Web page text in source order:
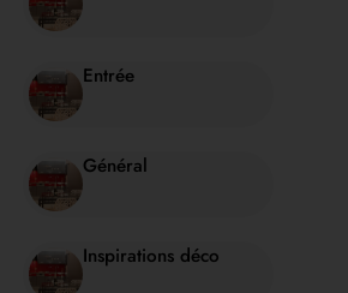
Entrée
Général
Inspirations déco